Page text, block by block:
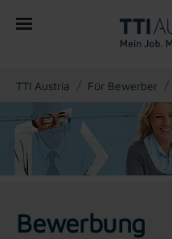
You are here:
TTI Austria Für Bewerber
Bewerbung